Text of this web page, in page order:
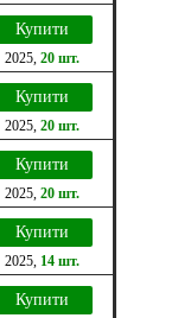
Купити
2025, 20 шт.
Купити
2025, 20 шт.
Купити
2025, 20 шт.
Купити
2025, 14 шт.
Купити